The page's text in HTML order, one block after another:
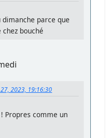
dimanche parce que
bouché
2023, 19:16:30
Propres comme un